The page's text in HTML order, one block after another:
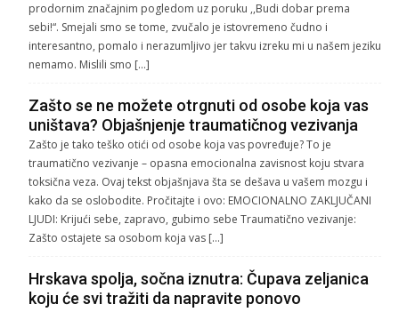
prodornim značajnim pogledom uz poruku ,,Budi dobar prema
sebi!“. Smejali smo se tome, zvučalo je istovremeno čudno i
interesantno, pomalo i nerazumljivo jer takvu izreku mi u našem jeziku
nemamo. Mislili smo […]
Zašto se ne možete otrgnuti od osobe koja vas
uništava? Objašnjenje traumatičnog vezivanja
Zašto je tako teško otići od osobe koja vas povređuje? To je
traumatično vezivanje – opasna emocionalna zavisnost koju stvara
toksična veza. Ovaj tekst objašnjava šta se dešava u vašem mozgu i
kako da se oslobodite. Pročitajte i ovo: EMOCIONALNO ZAKLJUČANI
LJUDI: Krijući sebe, zapravo, gubimo sebe Traumatično vezivanje:
Zašto ostajete sa osobom koja vas […]
Hrskava spolja, sočna iznutra: Čupava zeljanica
koju će svi tražiti da napravite ponovo